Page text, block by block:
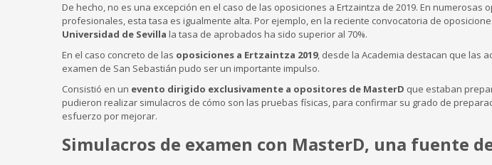
De hecho, no es una excepción en el caso de las oposiciones a Ertzaintza de 2019. En numerosas
profesionales, esta tasa es igualmente alta. Por ejemplo, en la reciente convocatoria de
Universidad de Sevilla la tasa de aprobados ha sido superior al 70%.
En el caso concreto de las oposiciones a Ertzaintza 2019, desde la Academia destacan que las
examen de San Sebastián pudo ser un importante impulso.
Consistió en un evento dirigido exclusivamente a opositores de MasterD que estaban
pudieron realizar simulacros de cómo son las pruebas físicas, para confirmar su grado de
esfuerzo por mejorar.
Simulacros de examen con MasterD, una fuente